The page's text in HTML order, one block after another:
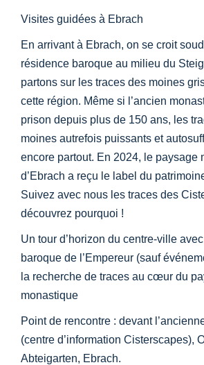
Téléchargements
Lieu d’apprentissage
Patrimoine culinaire
Langage facile
Français
Visites guidées à Ebrach
En arrivant à Ebrach, on se croit
résidence baroque au milieu du
partons sur les traces des moines
cette région. Même si l’ancien
prison depuis plus de 150 ans, les
moines autrefois puissants et
encore partout. En 2024, le paysage
d’Ebrach a reçu le label du
Suivez avec nous les traces des
découvrez pourquoi !
Un tour d’horizon du centre-ville
baroque de l’Empereur (sauf
la recherche de traces au cœur du
monastique
Point de rencontre : devant
(centre d’information Cisterscapes),
Abteigarten, Ebrach.